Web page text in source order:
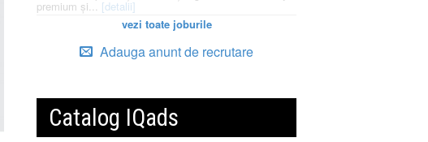
premium și... [detalii]
vezi toate joburile
Adauga anunt de recrutare
Catalog IQads